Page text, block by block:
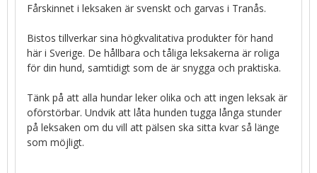
Fårskinnet i leksaken är svenskt och garvas i Tranås.
Bistos tillverkar sina högkvalitativa produkter för hand
här i Sverige. De hållbara och tåliga leksakerna är roliga
för din hund, samtidigt som de är snygga och praktiska.
Tänk på att alla hundar leker olika och att ingen leksak är
oförstörbar. Undvik att låta hunden tugga långa stunder
på leksaken om du vill att pälsen ska sitta kvar så länge
som möjligt.